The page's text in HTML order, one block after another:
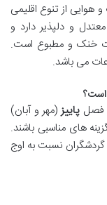
هوایی از تنوع اقلیمی
و دلپذیر دارد و
خنک و مطبوع است.
می باشد.
است؟
فصلپاییز(مهر و آبان)
های مناسبی باشند.
نسبت به اوج